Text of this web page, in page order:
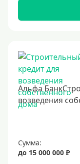
4 года
6 лет
8 лет
9 лет
10 лет
20 лет
25 лет
Альфа
возведения
Сумма:
до 15 000 000 ₽